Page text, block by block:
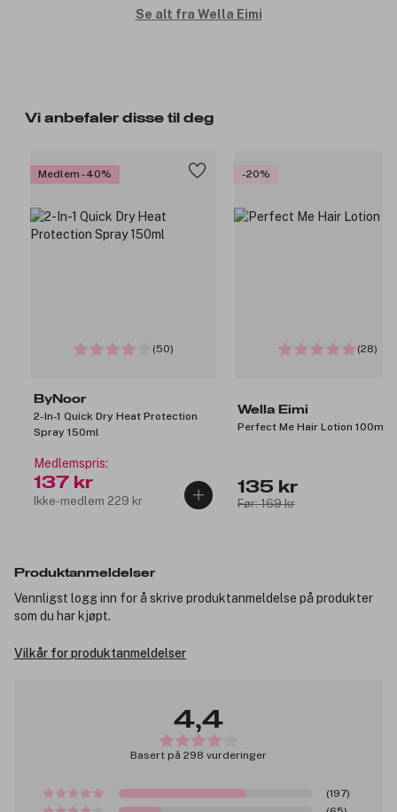
Se alt fra Wella Eimi
Vi anbefaler disse til deg
Medlem -40%
(50)
ByNoor
2-In-1 Quick Dry Heat Protection
Spray 150ml
Medlemspris:
137 kr
Ikke-medlem 229 kr
-20%
(28)
Wella Eimi
Perfect Me Hair Lotion 100ml
135 kr
Før: 169 kr
Produktanmeldelser
Vennligst logg inn for å skrive produktanmeldelse på produkter
som du har kjøpt.
Vilkår for produktanmeldelser
4,4
Basert på 298 vurderinger
(197)